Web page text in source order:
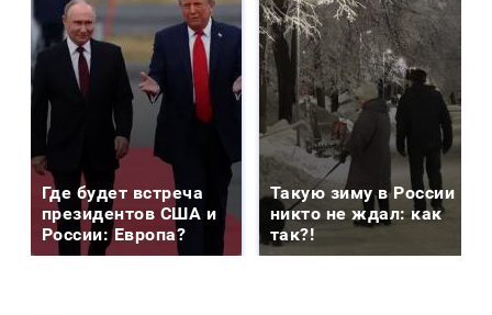
Где будет встреча
президентов США и
России: Европа?
Такую зиму в России
никто не ждал: как
так?!